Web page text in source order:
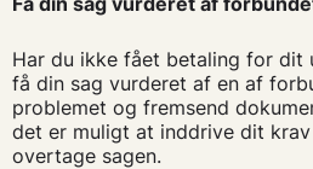
Har du ikke fået betaling for dit
få din sag vurderet af en af
problemet og fremsend
det er muligt at inddrive dit
overtage sagen.